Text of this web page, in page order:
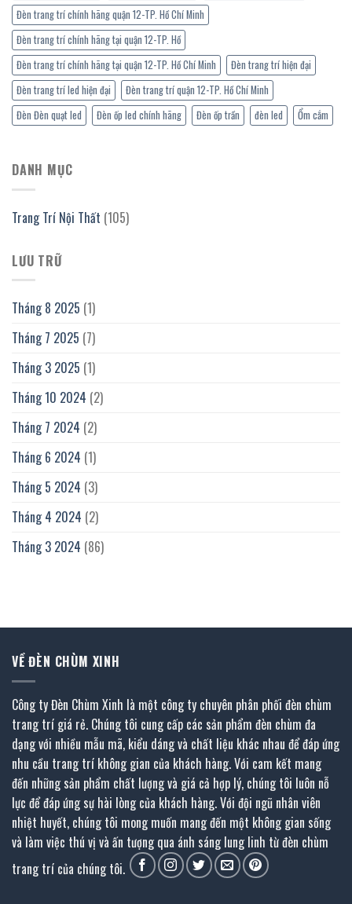
Đèn trang trí chính hãng quận 12-TP. Hồ Chí Minh
Đèn trang trí chính hãng tại quận 12-TP. Hồ
Đèn trang trí chính hãng tại quận 12-TP. Hồ Chí Minh
Đèn trang trí hiện đại
Đèn trang trí led hiện đại
Đèn trang trí quận 12-TP. Hồ Chí Minh
Đèn Đèn quạt led
Đèn ốp led chính hãng Đèn ốp trần đèn led Ổm cắm
DANH MỤC
Trang Trí Nội Thất (105)
LƯU TRỮ
Tháng 8 2025 (1)
Tháng 7 2025 (7)
Tháng 3 2025 (1)
Tháng 10 2024 (2)
Tháng 7 2024 (2)
Tháng 6 2024 (1)
Tháng 5 2024 (3)
Tháng 4 2024 (2)
Tháng 3 2024 (86)
VỀ ĐÈN CHÙM XINH
Công ty Đèn Chùm Xinh là một công ty chuyên phân phối đèn chùm
trang trí giá rẻ. Chúng tôi cung cấp các sản phẩm đèn chùm đa
dạng với nhiều mẫu mã, kiểu dáng và chất liệu khác nhau để đáp ứng
nhu cầu trang trí không gian của khách hàng. Với cam kết mang
đến những sản phẩm chất lượng và giá cả hợp lý, chúng tôi luôn nỗ
lực để đáp ứng sự hài lòng của khách hàng. Với đội ngũ nhân viên
nhiệt huyết, chúng tôi mong muốn mang đến một không gian sống
và làm việc thú vị và ấn tượng qua ánh sáng lung linh từ đèn chùm
trang trí của chúng tôi.